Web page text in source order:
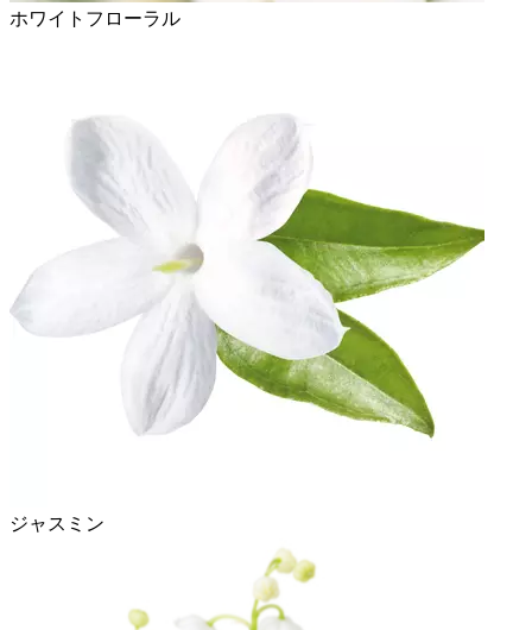
ホワイトフローラル
ジャスミン